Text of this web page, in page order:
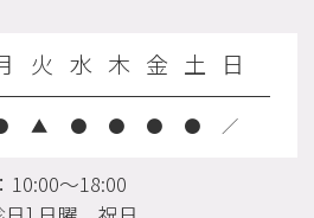
火 水 木 金 土 日
▲ ● ● ● ● ／
～18:00